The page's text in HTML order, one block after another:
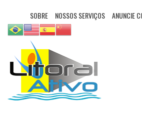
SOBRE NOSSOS SERVIÇOS ANUNCIE